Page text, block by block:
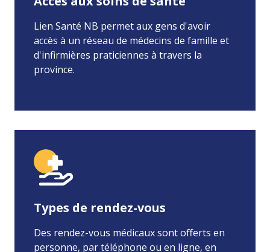
Lien Santé NB permet aux gens d'avoir
accès à un réseau de médecins de famille et
d'infirmières praticiennes à travers la
province.
Types de rendez-vous
Des rendez-vous médicaux sont offerts en
personne, par téléphone ou en ligne, en